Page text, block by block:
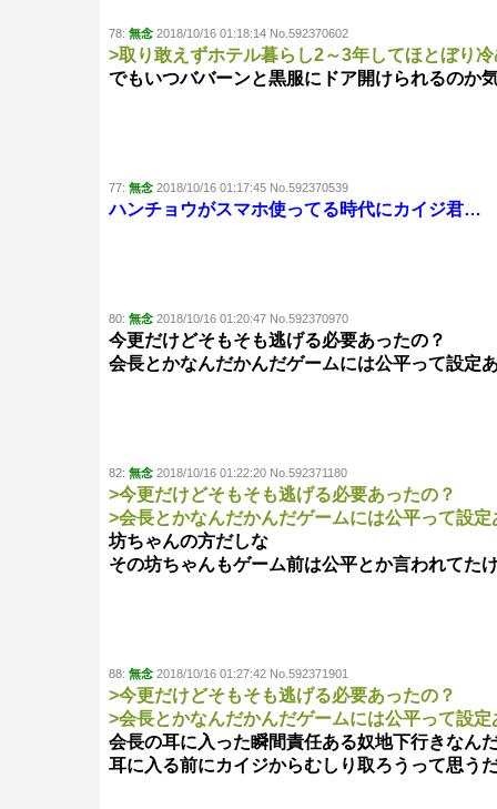
78: 無念 2018/10/16 01:18:14 No.592370602
>取り敢えずホテル暮らし2～3年してほとぼり
でもいつババーンと黒服にドア開けられるのか
77: 無念 2018/10/16 01:17:45 No.592370539
ハンチョウがスマホ使ってる時代にカイジ君…
80: 無念 2018/10/16 01:20:47 No.592370970
今更だけどそもそも逃げる必要あったの？
会長とかなんだかんだゲームには公平って設定
82: 無念 2018/10/16 01:22:20 No.592371180
>今更だけどそもそも逃げる必要あったの？
>会長とかなんだかんだゲームには公平って設定
坊ちゃんの方だしな
その坊ちゃんもゲーム前は公平とか言われてた
88: 無念 2018/10/16 01:27:42 No.592371901
>今更だけどそもそも逃げる必要あったの？
>会長とかなんだかんだゲームには公平って設定
会長の耳に入った瞬間責任ある奴地下行きなん
耳に入る前にカイジからむしり取ろうって思う